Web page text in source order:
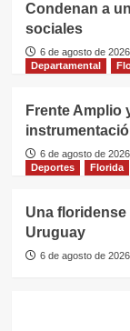
Condenan a
sociales
6 de agosto de 2026
Departamental
Frente Amplio
6 de agosto de 2026
Deportes
Florida
Una
Uruguay
6 de agosto de 2026